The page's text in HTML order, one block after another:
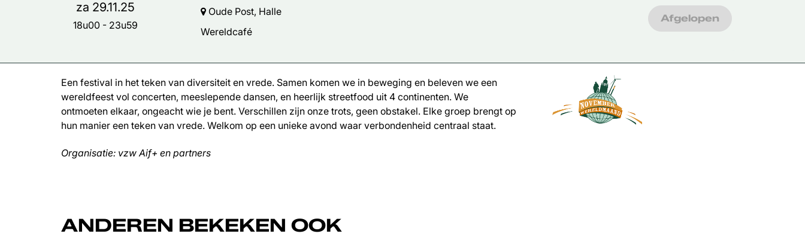
za 29.11.25
18u00 - 23u59
Oude Post, Halle
Wereldcafé
Afgelopen
Een festival in het teken van diversiteit en vrede. Samen komen we in beweging en beleven we een
wereldfeest vol concerten, meeslepende dansen, en heerlijk streetfood uit 4 continenten. We
ontmoeten elkaar, ongeacht wie je bent. Verschillen zijn onze trots, geen obstakel. Elke groep brengt op
hun manier een teken van vrede. Welkom op een unieke avond waar verbondenheid centraal staat.
Organisatie: vzw Aif+ en partners
ANDEREN BEKEKEN OOK